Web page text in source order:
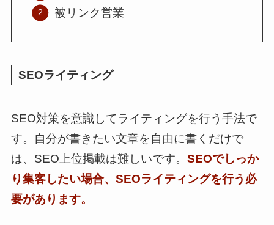
被リンク営業
SEOライティング
SEO対策を意識してライティングを行う手法で
す。自分が書きたい文章を自由に書くだけで
は、SEO上位掲載は難しいです。 SEOでしっか
り集客したい場合、SEOライティングを行う必
要があります。